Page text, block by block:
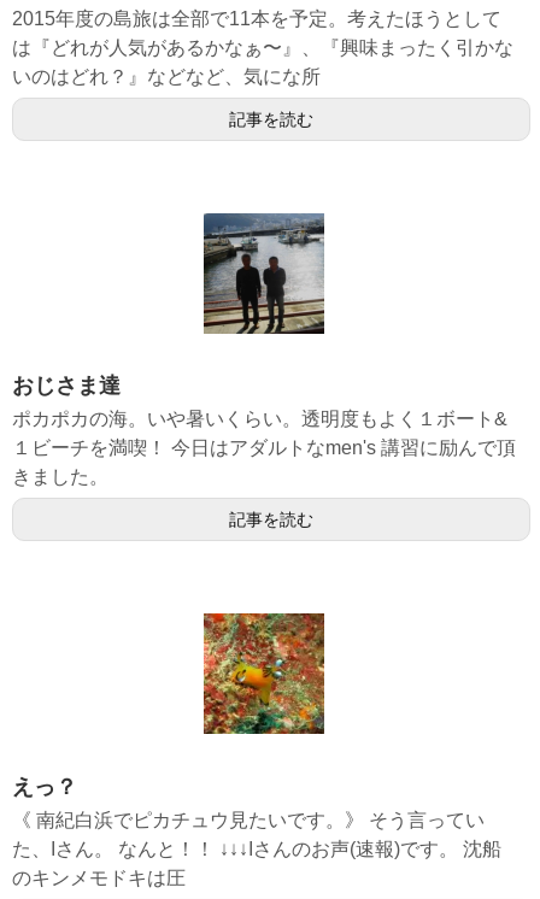
2015年度の島旅は全部で11本を予定。考えたほうとして
は『どれが人気があるかなぁ〜』、『興味まったく引かな
いのはどれ？』などなど、気にな所
記事を読む
おじさま達
ポカポカの海。いや暑いくらい。透明度もよく１ボート&
１ビーチを満喫！ 今日はアダルトなmen's 講習に励んで頂
きました。
記事を読む
えっ？
《 南紀白浜でピカチュウ見たいです。》 そう言ってい
た、Iさん。 なんと！！ ↓↓↓Iさんのお声(速報)です。 沈船
のキンメモドキは圧